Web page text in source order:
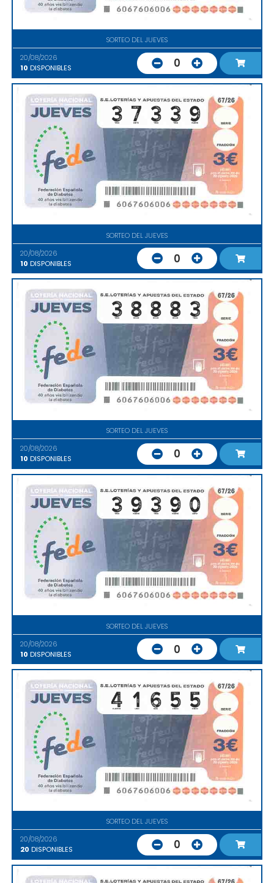
SORTEO DEL JUEVES
20/08/2026
10 DISPONIBLES 0
SORTEO DEL JUEVES
20/08/2026
10 DISPONIBLES 0
SORTEO DEL JUEVES
20/08/2026
10 DISPONIBLES 0
SORTEO DEL JUEVES
20/08/2026
10 DISPONIBLES 0
SORTEO DEL JUEVES
20/08/2026
20 DISPONIBLES 0